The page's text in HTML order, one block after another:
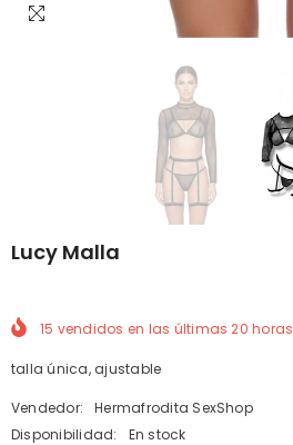
Lucy Malla
15 vendidos en las últimas20 horas
talla única, ajustable
Vendedor:
Hermafrodita SexShop
Disponibilidad:
En stock